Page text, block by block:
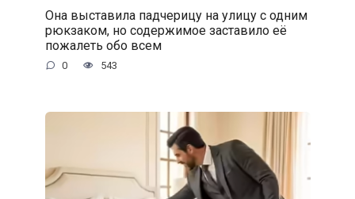
Она выставила падчерицу на улицу с одним
рюкзаком, но содержимое заставило её
пожалеть обо всем
0 543